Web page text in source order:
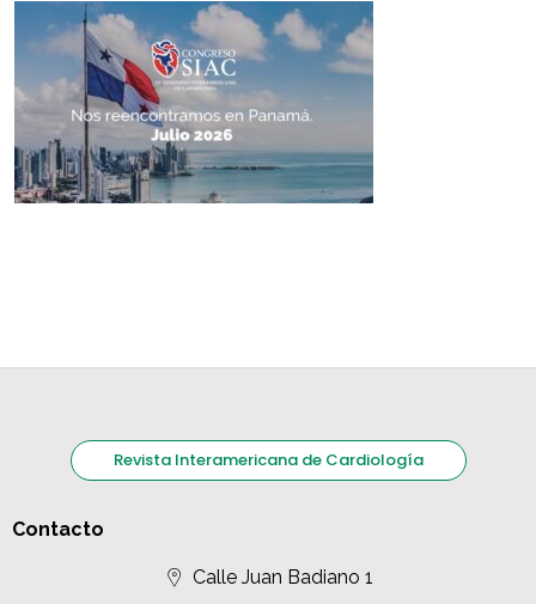
Revista Interamericana de Cardiología
Contacto
Calle Juan Badiano 1